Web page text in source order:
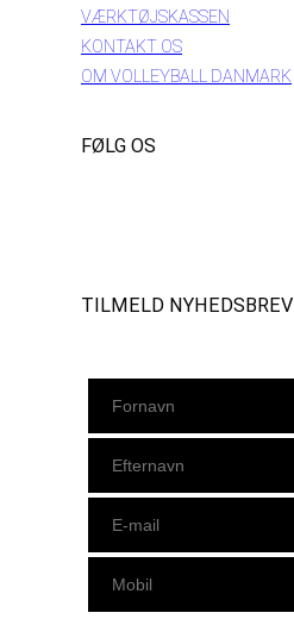
VÆRKTØJSKASSEN
KONTAKT OS
OM VOLLEYBALL DANMARK
FØLG OS
TILMELD NYHEDSBREV